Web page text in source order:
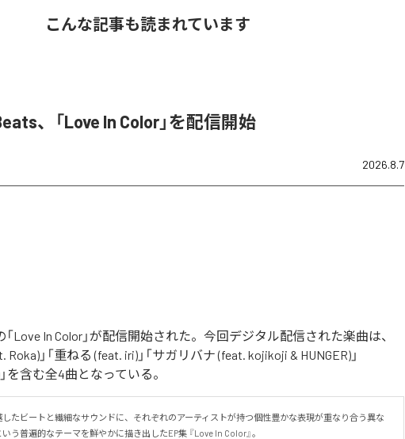
こんな記事も読まれています
、「Love In Color」を配信開始
2026.8.7
「Love In Color」が配信開始された。今回デジタル配信された楽曲は、
Roka)」「重ねる (feat. iri)」「サガリバナ (feat. kojikoji & HUNGER)」
を含む全4曲となっている。
たビートと繊細なサウンドに、それぞれのアーティストが持つ個性豊かな表現が重なり合う異な
いう普遍的なテーマを鮮やかに描き出したEP集 『Love In Color』。